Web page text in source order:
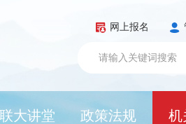
网上报名
大讲堂 政策法规 机